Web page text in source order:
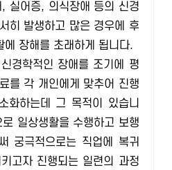
실어증, 의식장애 등의 신경
히 발생하고 많은 경우에 후
에 장해를 초래하게 됩니다.
경학적인 장애를 조기에 평
를 각 개인에게 맞추어 진행
화하는데 그 목적이 있습니
일상생활을 수행하고 보행
궁극적으로는 직업에 복귀
고자 진행되는 일련의 과정